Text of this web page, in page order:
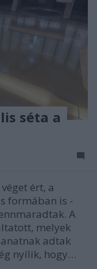
séta a
ért, a
formában is -
A
melyek
adtak
nyílik, hogy…